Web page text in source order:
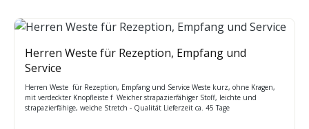
Herren Weste für Rezeption, Empfang und
Service
Herren Weste für Rezeption, Empfang und Service Weste kurz, ohne Kragen,
mit verdeckter Knopfleiste f Weicher strapazierfähiger Stoff, leichte und
strapazierfähige, weiche Stretch - Qualität Lieferzeit ca. 45 Tage